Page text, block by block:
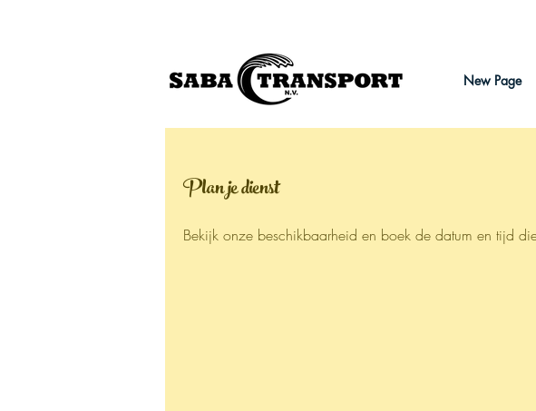
New Page
Plan je dienst
Bekijk onze beschikbaarheid en boek de datum en tijd